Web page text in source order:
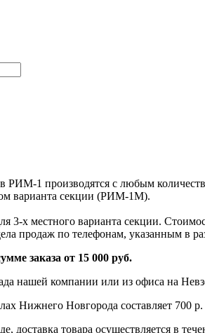
РИМ-1 производятся с любым
варианта секции (РИМ-1М).
3-х местного варианта секции.
продаж по телефонам, указанным в
заказа от 15 000 руб.
нашей компании или из офиса на
Нижнего Новгорода составляет 700 р.
доставка товара осуществляется в